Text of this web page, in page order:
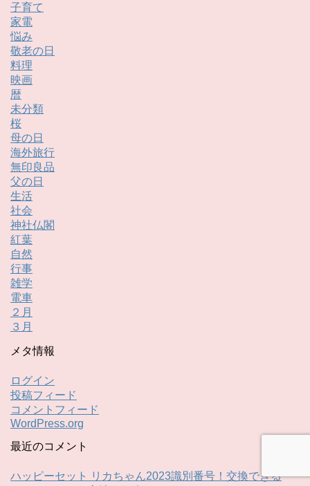
子育て
家電
悩み
敬老の日
料理
映画
暦
未分類
桜
母の日
海外旅行
無印良品
父の日
生活
社会
神社仏閣
紅葉
自然
行事
雑学
電車
２月
３月
メタ情報
ログイン
投稿フィード
コメントフィード
WordPress.org
最近のコメント
ハッピーセット リカちゃん2023識別番号！交換できる